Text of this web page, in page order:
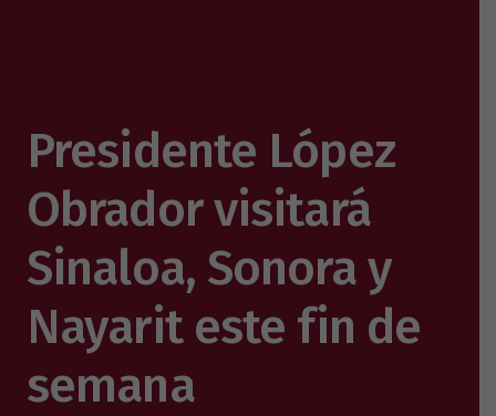
Presidente López
Obrador visitará
Sinaloa, Sonora y
Nayarit este fin de
semana